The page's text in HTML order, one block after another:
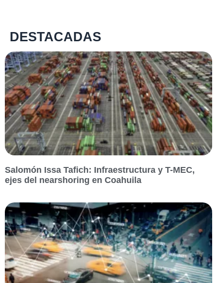
DESTACADAS
Salomón Issa Tafich: Infraestructura y T-MEC,
ejes del nearshoring en Coahuila